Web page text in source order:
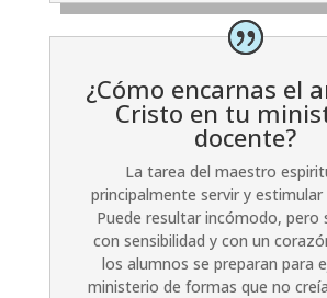
¿Cómo encarnas el
Cristo en tu
docente?
La tarea del maestro
principalmente servir y estimular
Puede resultar incómodo, pero
con sensibilidad y con un
los alumnos se preparan para
ministerio de formas que no